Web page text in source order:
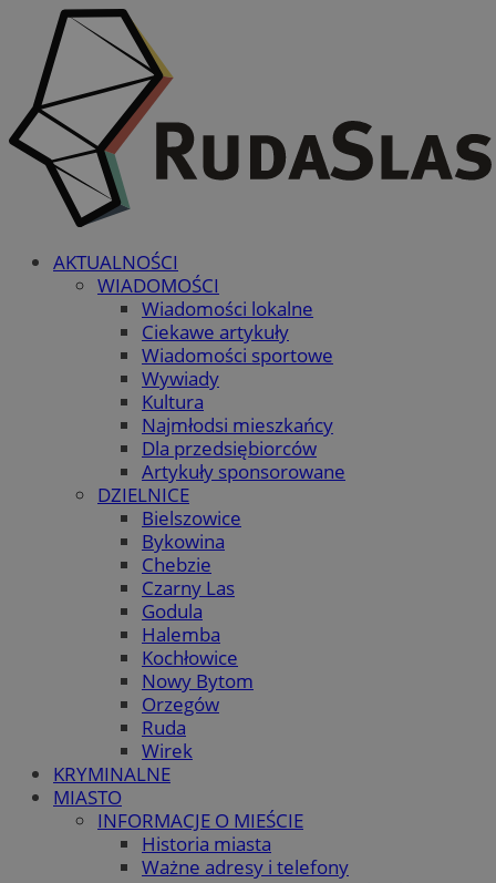
AKTUALNOŚCI
WIADOMOŚCI
Wiadomości lokalne
Ciekawe artykuły
Wiadomości sportowe
Wywiady
Kultura
Najmłodsi mieszkańcy
Dla przedsiębiorców
Artykuły sponsorowane
DZIELNICE
Bielszowice
Bykowina
Chebzie
Czarny Las
Godula
Halemba
Kochłowice
Nowy Bytom
Orzegów
Ruda
Wirek
KRYMINALNE
MIASTO
INFORMACJE O MIEŚCIE
Historia miasta
Ważne adresy i telefony